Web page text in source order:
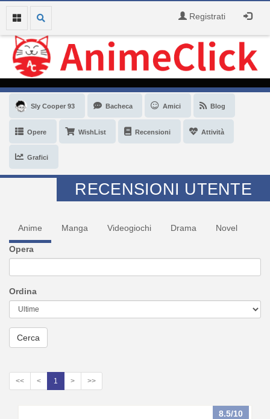
Registrati
Sly Cooper 93 Bacheca Amici Blog
Opere WishList Recensioni Attività
Grafici
RECENSIONI UTENTE
Anime Manga Videogiochi Drama Novel
Opera
Ordina
Cerca
<< < 1 > >>
8.5/10